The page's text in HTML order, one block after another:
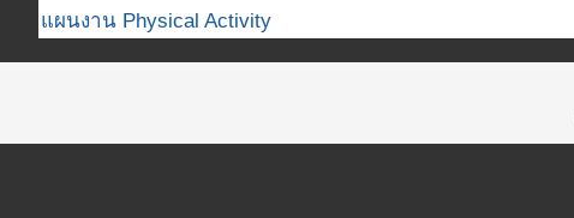
แผนงาน Physical Activity